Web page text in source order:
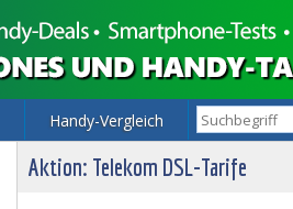
Handy-Vergleich
Aktion: Telekom DSL-Tarife